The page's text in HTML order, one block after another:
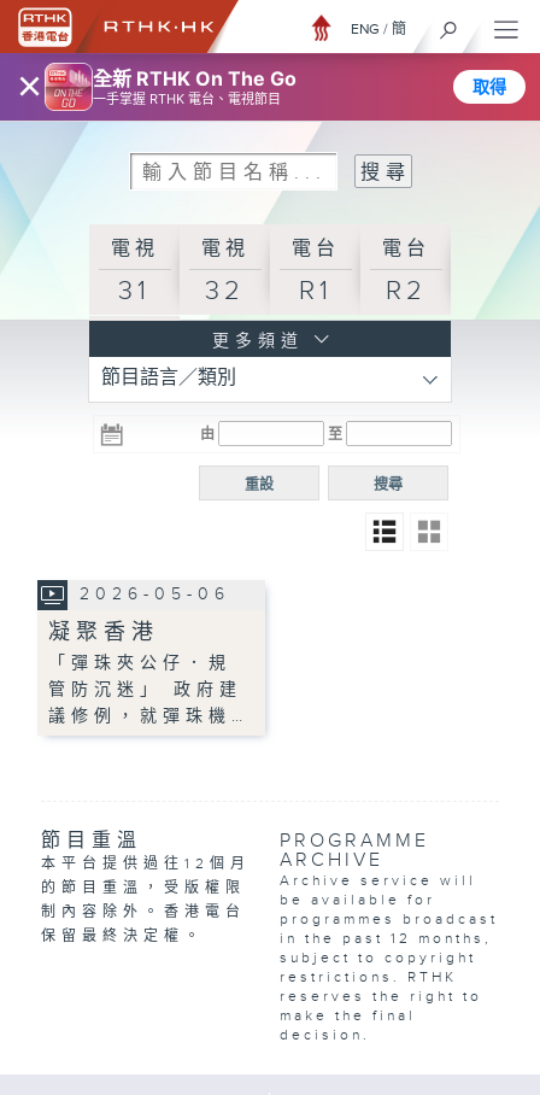
× 全新 RTHK On The Go
一手掌握 RTHK 電台、電視節目
取得
ENG / 簡
電視
31
電視
32
電台
R1
電台
R2
R3
電台 電台
R5
電台
普通
更多頻道
節目語言／類別
由 至
搜尋
重設
2026-05-06
凝聚香港
「彈珠夾公仔．規
管防沉迷」 政府建
議修例，就彈珠機…
節目重溫
本平台提供過往12個月
的節目重溫，受版權限
制內容除外。香港電台
保留最終決定權。
PROGRAMME
ARCHIVE
Archive service will
be available for
programmes broadcast
in the past 12 months,
subject to copyright
restrictions. RTHK
reserves the right to
make the final
decision.